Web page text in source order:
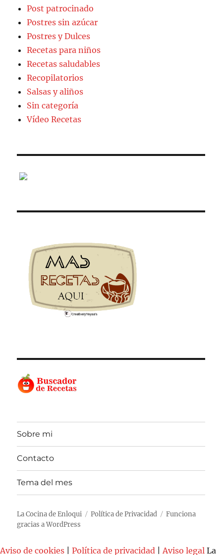
Post patrocinado
Postres sin azúcar
Postres y Dulces
Recetas para niños
Recetas saludables
Recopilatorios
Salsas y aliños
Sin categoría
Vídeo Recetas
Sobre mi
Contacto
Tema del mes
La Cocina de Enloqui Política de Privacidad
Funciona
gracias a WordPress
Aviso de cookies Política de privacidad Aviso legal La